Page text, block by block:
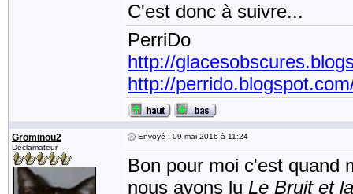
C'est donc à suivre...
PerriDo
http://
http://
Grominou2
Déclamateur
Envoyé : 09 mai 2016 à 11:24
Bon pour moi c'est quand
nous avons lu Le Bruit et